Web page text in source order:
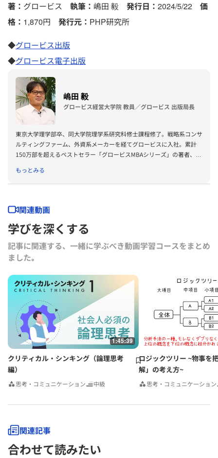
著： グロービス 執筆： 嶋田 毅 発行日： 2024/5/22 価
格： 1,870円 発行元： PHP研究所
◆グロービス出版
◆グロービス電子出版
嶋田 毅
グロービス経営大学院 教員／グロービス 出版局長
東京大学理学部卒、同大学院理学系研究科修士課程修了。戦略系コンサ
ルティングファーム、外資系メーカーを経てグロービスに入社。累計
150万部を超えるベストセラー「グロービスMBAシリーズ」の著者、プ
ング』『グロービスMBAキーワード 図解 基本ビジネス思考法45』
『グロービスMBAキーワード 図解 基本フレームワーク50』『ビジネ
（東洋経済新報社）、『［実況］ロジカルシンキング教室』『［実況』
アカウンティング教室』『競争優位としての経営理念』（以上PHP研
究所）、『ロジカルシンキングの落とし穴』『バイアス』『KSFとは』
（以上グロービス電子出版）、共著書に『グロービスMBAマネジメン
ト・ブック』『グロービスMBAマネジメント・ブックⅡ』『MBA定量
分析と意思決定』『グロービスMBAビジネスプラン』『ストーリーで
にも多数の単著、共著書、共訳書がある。
グロービス経営大学院や企業研修において経営戦略、マーケティング、
事業革新、管理会計、自社課題（アクションラーニング）などの講師を
務める。グロービスのナレッジライブラリ「GLOBIS知見録」に定期的
にコラムを連載するとともに、さまざまなテーマで講演なども行ってい
る。
もっとみる
関連動画
学びを深くする
記事に関連する、一緒に学ぶべき動画学習コースをまとめ
ました｡
1:45:39
クリティカル・シンキング（論理思考
編）
思考・コミュニケーション 中級
ロジックツリー ~物事を
解」の考え方~
思考・コミュニケーション
関連記事
合わせて読みたい